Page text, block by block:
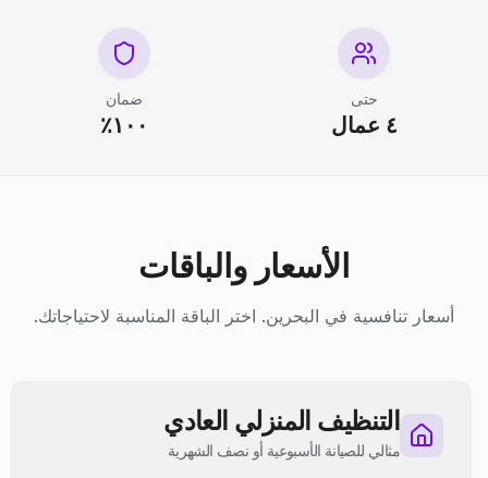
حتى
٤ عمال
ضمان
١٠٠٪
الأسعار والباقات
أسعار تنافسية في البحرين. اختر الباقة المناسبة لاحتياجاتك.
التنظيف المنزلي العادي
مثالي للصيانة الأسبوعية أو نصف الشهرية